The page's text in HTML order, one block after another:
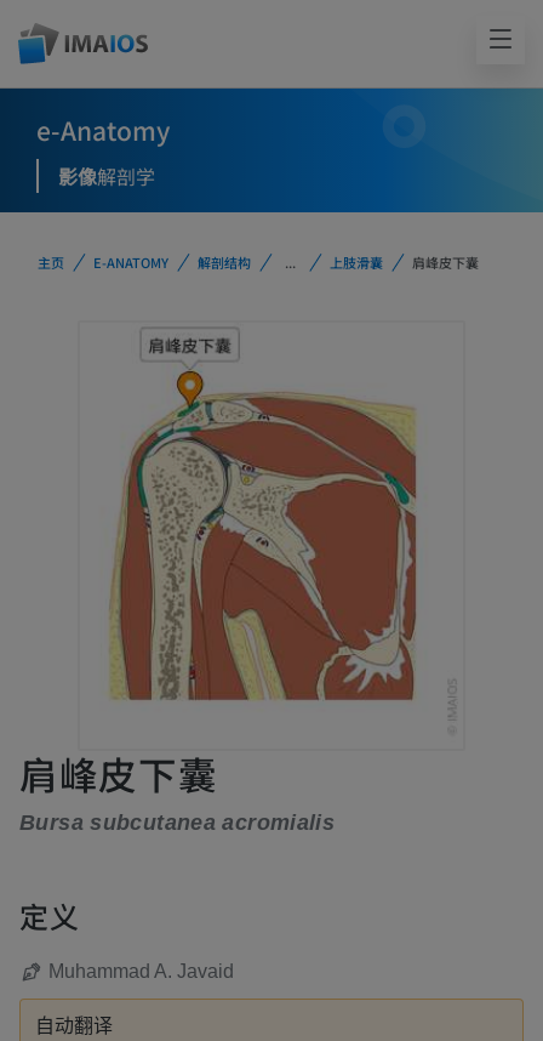
e-Anatomy
影像解剖学
主页 E-ANATOMY 解剖结构 ... 上肢滑囊 肩峰皮下囊
肩峰皮下囊
Bursa subcutanea acromialis
定义
Muhammad A. Javaid
自动翻译